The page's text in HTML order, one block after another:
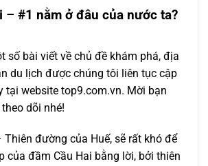
– #1 nằm ở đâu của nước ta?
số bài viết về chủ đề khám phá, địa
du lịch được chúng tôi liên tục cập
tại website top9.com.vn. Mời bạn
dõi nhé!
đường của Huế, sẽ rất khó để
của đầm Cầu Hai bằng lời, bởi thiên